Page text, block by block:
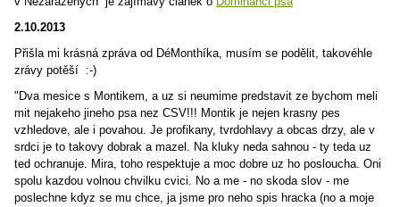
2.10.2013
Přišla mi krásná zpráva od DéMonthíka, musím se podělit, takovéhle
zrávy potěší :-)
"Dva mesice s Montikem, a uz si neumime predstavit ze bychom meli
mit nejakeho jineho psa nez CSV!!! Montik je nejen krasny pes
vzhledove, ale i povahou. Je profikany, tvrdohlavy a obcas drzy, ale v
srdci je to takovy dobrak a mazel. Na kluky neda sahnou - ty teda uz
ted ochranuje. Mira, toho respektuje a moc dobre uz ho posloucha. Oni
spolu kazdou volnou chvilku cvici. No a me - no skoda slov - me
poslechne kdyz se mu chce, ja jsme pro neho spis hracka (no a moje